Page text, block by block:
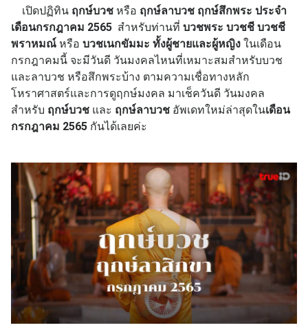
เปิดปฏิทิน ฤกษ์บวช หรือ ฤกษ์ลาบวช ฤกษ์สึกพระ ประจำ
เดือนกรกฎาคม 2565 สำหรับท่านที่ บวชพระ บวชชี บวชชี
พราหมณ์ หรือ บวชเนกขัมมะ ทั้งผู้ชายและผู้หญิง ในเดือน
กรกฎาคมนี้ จะมีวันดี วันมงคลไหนที่เหมาะสมสำหรับบวช
และลาบวช หรือสึกพระบ้าง ตามความเชื่อทางหลัก
โหราศาสตร์และการดูฤกษ์มงคล มาเช็ควันดี วันมงคล
สำหรับ ฤกษ์บวช และ ฤกษ์ลาบวช อัพเดทใหม่ล่าสุดในเดือน
กรกฎาคม 2565 กันได้เลยค่ะ